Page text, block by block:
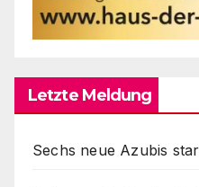
Letzte Meldung
Sechs neue Azubis